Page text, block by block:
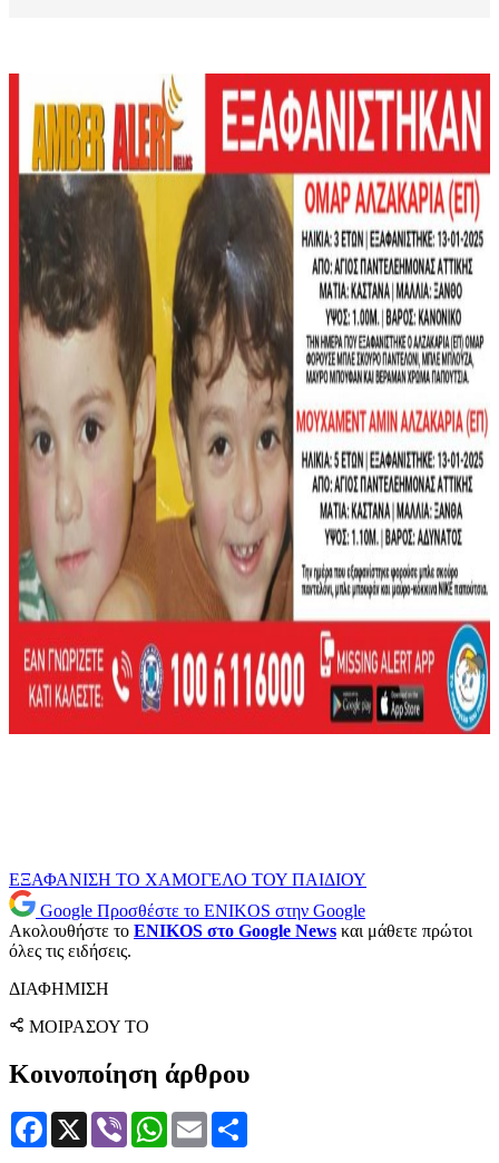
ΕΞΑΦΑΝΙΣΗ ΤΟ ΧΑΜΟΓΕΛΟ ΤΟΥ ΠΑΙΔΙΟΥ
Google Προσθέστε το ENIKOS στην Google
Ακολουθήστε το ENIKOS στο Google News και μάθετε πρώτοι
όλες τις ειδήσεις.
ΔΙΑΦΗΜΙΣΗ
ΜΟΙΡΑΣΟΥ ΤΟ
Κοινοποίηση άρθρου
Facebook
X Viber WhatsApp
Email